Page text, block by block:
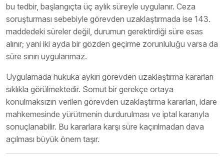
bu tedbir, başlangıçta üç aylık süreyle uygulanır. Ceza
soruşturması sebebiyle görevden uzaklaştırmada ise 143.
maddedeki süreler değil, durumun gerektirdiği süre esas
alınır; yani iki ayda bir gözden geçirme zorunluluğu varsa da
süre sınırı uygulanmaz.
Uygulamada hukuka aykırı görevden uzaklaştırma kararları
sıklıkla görülmektedir. Somut bir gerekçe ortaya
konulmaksızın verilen görevden uzaklaştırma kararları, idare
mahkemesinde yürütmenin durdurulması ve iptal kararıyla
sonuçlanabilir. Bu kararlara karşı süre kaçırılmadan dava
açılması büyük önem taşır.